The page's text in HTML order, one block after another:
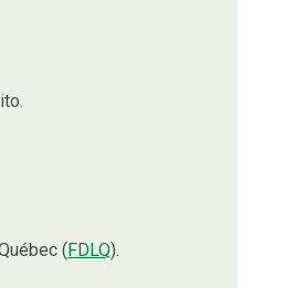
(FDLQ).